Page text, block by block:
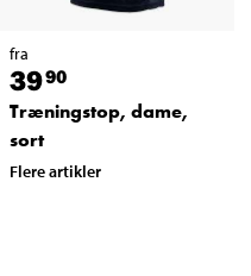
fra
3990
Træningstop, dame,
sort
Flere artikler